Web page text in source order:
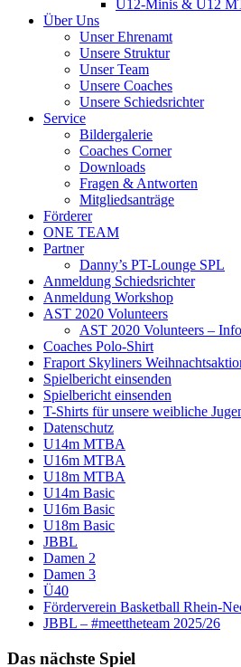
U12-Minis & U12
Über Uns
Unser Ehrenamt
Unsere Struktur
Unser Team
Unsere Coaches
Unsere Schiedsrichter
Service
Bildergalerie
Coaches Corner
Downloads
Fragen & Antworten
Mitgliedsanträge
Förderer
ONE TEAM
Partner
Danny’s PT-Lounge SPL
Anmeldung Schiedsrichter
Anmeldung Workshop
AST 2020 Volunteers
AST 2020 Volunteers –
Coaches Polo-Shirt
Fraport Skyliners
Spielbericht einsenden
Spielbericht einsenden
T-Shirts für unsere weibliche
Datenschutz
U14m MTBA
U16m MTBA
U18m MTBA
U14m Basic
U16m Basic
U18m Basic
JBBL
Damen 2
Damen 3
Ü40
Förderverein Basketball Rhein-
JBBL – #meettheteam 2025/26
Das nächste Spiel